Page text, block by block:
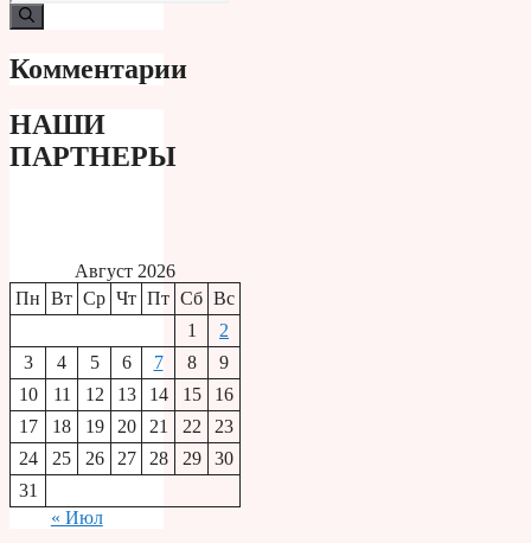
Комментарии
НАШИ
ПАРТНЕРЫ
Август 2026
Пн Вт Ср Чт Пт Сб Вс
1
2
3
4 5 6 7 8
9
10
11 12 13 14 15
16
17
18 19 20 21 22
23
24
25 26 27 28 29
30
31
« Июл